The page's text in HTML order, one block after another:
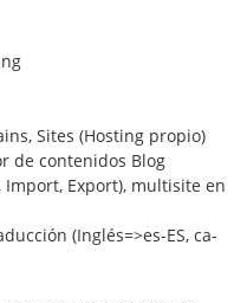
Sites (Hosting propio)
de contenidos Blog
Import, Export), multisite en
(Inglés=>es-ES, ca-